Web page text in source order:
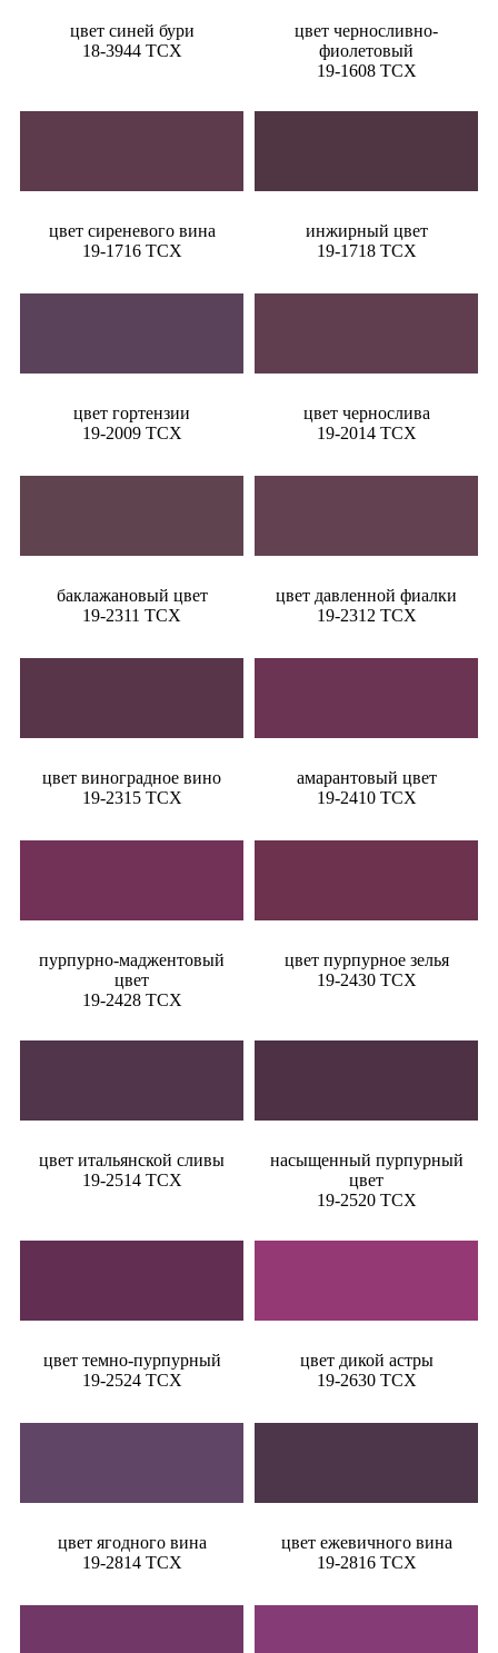
цвет синей бури
18-3944 TCX
цвет черносливно-
фиолетовый
19-1608 TCX
цвет сиреневого вина
19-1716 TCX
инжирный цвет
19-1718 TCX
цвет гортензии
19-2009 TCX
цвет чернослива
19-2014 TCX
баклажановый цвет
19-2311 TCX
цвет давленной фиалки
19-2312 TCX
цвет виноградное вино
19-2315 TCX
амарантовый цвет
19-2410 TCX
пурпурно-маджентовый
цвет
19-2428 TCX
цвет пурпурное зелья
19-2430 TCX
цвет итальянской сливы
19-2514 TCX
насыщенный пурпурный
цвет
19-2520 TCX
цвет темно-пурпурный
19-2524 TCX
цвет дикой астры
19-2630 TCX
цвет ягодного вина
19-2814 TCX
цвет ежевичного вина
19-2816 TCX